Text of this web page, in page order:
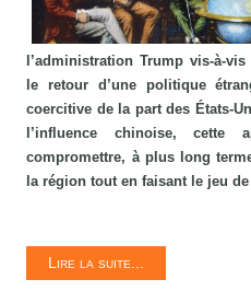
l’administration Trump vis-à-
le retour d’une politique
coercitive de la part des États-
l’influence chinoise, cette
compromettre, à plus long
la région tout en faisant le jeu
Lire la suite...